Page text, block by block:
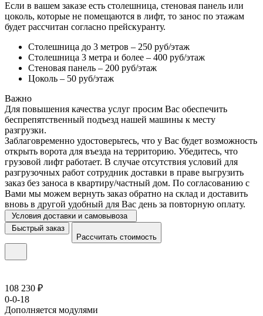
Если в вашем заказе есть столешница, стеновая панель или
цоколь, которые не помещаются в лифт, то занос по этажам
будет рассчитан согласно прейскуранту.
Столешница до 3 метров – 250 руб/этаж
Столешница 3 метра и более – 400 руб/этаж
Стеновая панель – 200 руб/этаж
Цоколь – 50 руб/этаж
Важно
Для повышения качества услуг просим Вас обеспечить
беспрепятственный подъезд нашей машины к месту
разгрузки.
Заблаговременно удостоверьтесь, что у Вас будет возможность
открыть ворота для въезда на территорию. Убедитесь, что
грузовой лифт работает. В случае отсутствия условий для
разгрузочных работ сотрудник доставки в праве выгрузить
заказ без заноса в квартиру/частный дом. По согласованию с
Вами мы можем вернуть заказ обратно на склад и доставить
вновь в другой удобный для Вас день за повторную оплату.
Условия доставки и самовывоза
Быстрый заказ
Рассчитать стоимость
108 230 ₽
0-0-18
Дополняется модулями